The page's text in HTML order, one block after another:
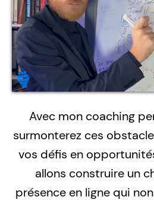
Avec mon coaching
surmonterez ces
vos défis en
allons construire un
présence en ligne qui